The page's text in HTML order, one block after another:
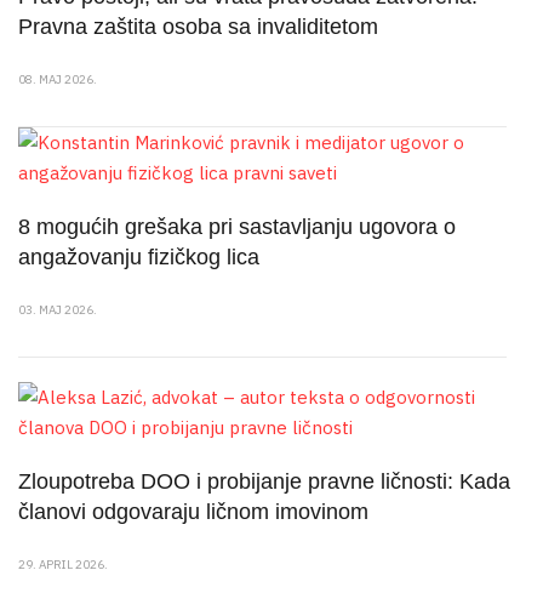
Pravna zaštita osoba sa invaliditetom
08. MAJ 2026.
8 mogućih grešaka pri sastavljanju ugovora o
angažovanju fizičkog lica
03. MAJ 2026.
Zloupotreba DOO i probijanje pravne ličnosti: Kada
članovi odgovaraju ličnom imovinom
29. APRIL 2026.